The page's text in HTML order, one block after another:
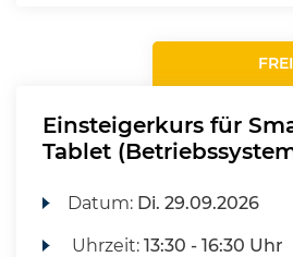
Einsteigerkurs für
Tablet
Datum: Di. 29.09.2026
Uhrzeit:13:30 - 16:30 Uhr